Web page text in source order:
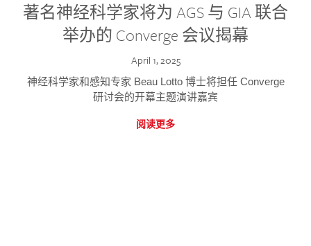
著名神经科学家将为 AGS 与 GIA 联合
举办的 Converge 会议揭幕
April 1, 2025
神经科学家和感知专家 Beau Lotto 博士将担任 Converge
研讨会的开幕主题演讲嘉宾
阅读更多